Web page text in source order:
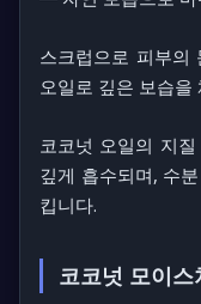
스크럽으로 피부의
오일로 깊은 보습을
코코넛 오일의 지
깊게 흡수되며, 수
킵니다.
코코넛 모이